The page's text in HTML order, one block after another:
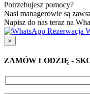
Potrzebujesz pomocy?
Nasi managerowie są
Napisz do nas teraz na
Rezerwacja
×
ZAMÓW ŁODZIĘ -